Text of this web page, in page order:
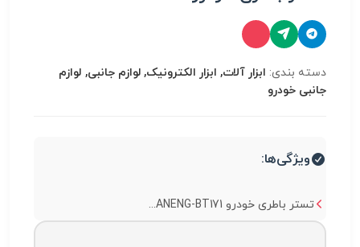
دسته بندی: ابزار آلات, ابزار الکترونیک, لوازم جانبی, لوازم
جانبی خودرو
ویژگی‌ها:
تستر باطری خودرو ANENG-BT171...